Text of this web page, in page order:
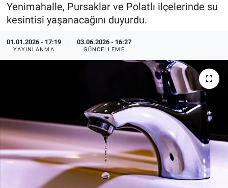
Yenimahalle, Pursaklar ve Polatlı ilçelerinde su
kesintisi yaşanacağını duyurdu.
01.01.2026 - 17:19
YAYINLANMA
03.06.2026 - 16:27
GÜNCELLEME
Özel Haberler
Yazarlar
Dünya
Medya
Erişim Bilgileri
Sağlık
Teknoloji
Haber Arşivi